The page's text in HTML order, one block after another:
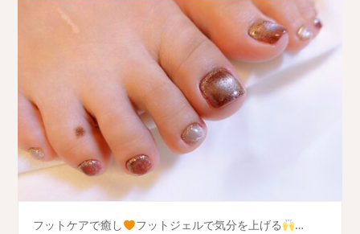
フットケアで癒し フットジェルで気分を上げる …